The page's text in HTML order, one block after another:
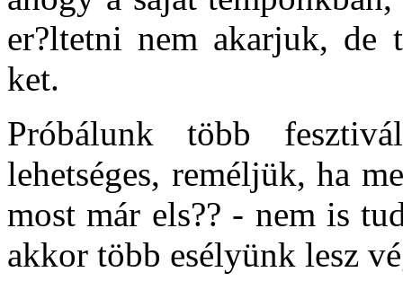
er?ltetni nem akarjuk, de
ket.
Próbálunk több
lehetséges, reméljük, ha
most már els?? - nem is
akkor több esélyünk lesz